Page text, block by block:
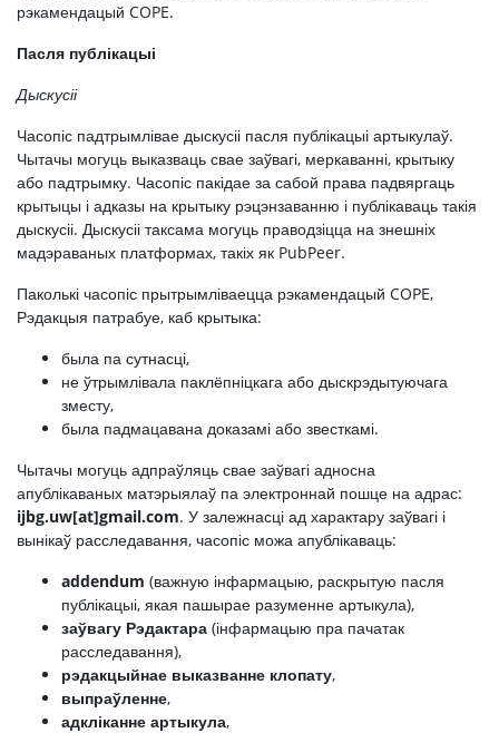
рэкамендацый COPE.
Пасля публікацыі
Дыскусіі
Часопіс падтрымлівае дыскусіі пасля публікацыі артыкулаў.
Чытачы могуць выказваць свае заўвагі, меркаванні, крытыку
або падтрымку. Часопіс пакідае за сабой права падвяргаць
крытыцы і адказы на крытыку рэцэнзаванню і публікаваць такія
дыскусіі. Дыскусіі таксама могуць праводзіцца на знешніх
мадэраваных платформах, такіх як PubPeer.
Паколькі часопіс прытрымліваецца рэкамендацый COPE,
Рэдакцыя патрабуе, каб крытыка:
была па сутнасці,
не ўтрымлівала паклёпніцкага або дыскрэдытуючага
зместу,
была падмацавана доказамі або звесткамі.
Чытачы могуць адпраўляць свае заўвагі адносна
апублікаваных матэрыялаў па электроннай пошце на адрас:
ijbg.uw[at]gmail.com. У залежнасці ад характару заўвагі і
вынікаў расследавання, часопіс можа апублікаваць:
addendum (важную інфармацыю, раскрытую пасля
публікацыі, якая пашырае разуменне артыкула),
заўвагу Рэдактара (інфармацыю пра пачатак
расследавання),
рэдакцыйнае выказванне клопату,
выпраўленне,
адкліканне артыкула,